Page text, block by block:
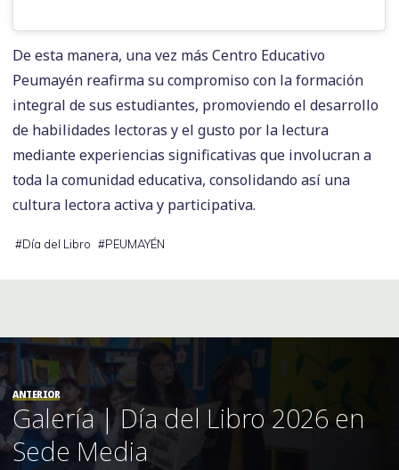
De esta manera, una vez más Centro Educativo
Peumayén reafirma su compromiso con la formación
integral de sus estudiantes, promoviendo el desarrollo
de habilidades lectoras y el gusto por la lectura
mediante experiencias significativas que involucran a
toda la comunidad educativa, consolidando así una
cultura lectora activa y participativa.
#Día del Libro #PEUMAYÉN
ANTERIOR
Galería | Día del Libro 2026 en
Sede Media